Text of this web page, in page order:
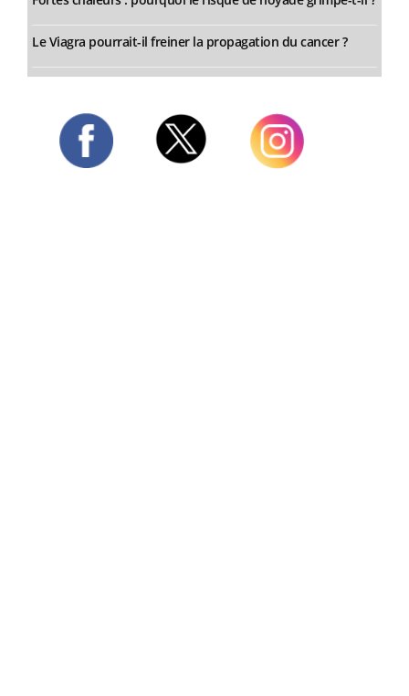
Le Viagra pourrait-il freiner la propagation du cancer ?